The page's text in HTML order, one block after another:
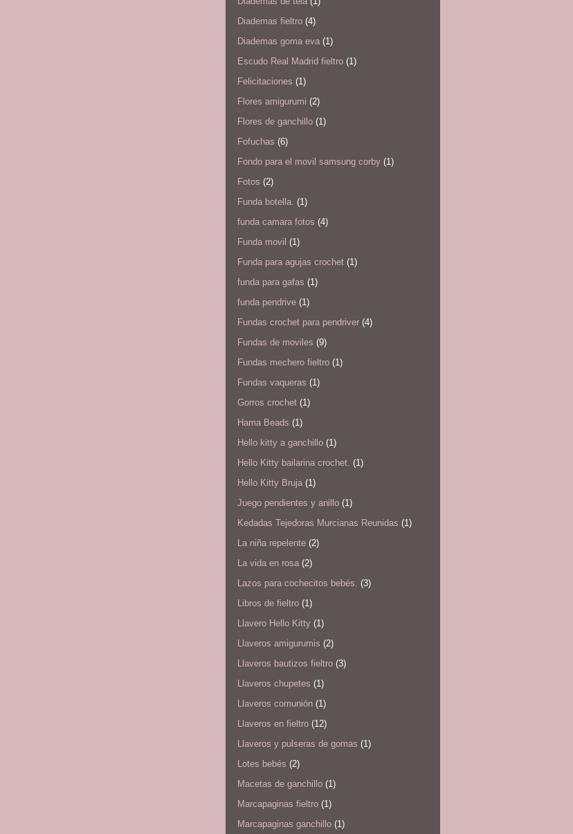
Diademas fieltro (4)
Diademas goma eva (1)
Escudo Real Madrid fieltro (1)
Felicitaciones (1)
Flores amigurumi (2)
Flores de ganchillo (1)
Fofuchas (6)
Fondo para el movil samsung corby (1)
Fotos (2)
Funda botella. (1)
funda camara fotos (4)
Funda movil (1)
Funda para agujas crochet (1)
funda para gafas (1)
funda pendrive (1)
Fundas crochet para pendriver (4)
Fundas de moviles (9)
Fundas mechero fieltro (1)
Fundas vaqueras (1)
Gorros crochet (1)
Hama Beads (1)
Hello kitty a ganchillo (1)
Hello Kitty bailarina crochet. (1)
Hello Kitty Bruja (1)
Juego pendientes y anillo (1)
Kedadas Tejedoras Murcianas Reunidas (1)
La niña repelente (2)
La vida en rosa (2)
Lazos para cochecitos bebés. (3)
Libros de fieltro (1)
Llavero Hello Kitty (1)
Llaveros amigurumis (2)
Llaveros bautizos fieltro (3)
Llaveros chupetes (1)
Llaveros comunión (1)
Llaveros en fieltro (12)
Llaveros y pulseras de gomas (1)
Lotes bebés (2)
Macetas de ganchillo (1)
Marcapaginas fieltro (1)
Marcapaginas ganchillo (1)